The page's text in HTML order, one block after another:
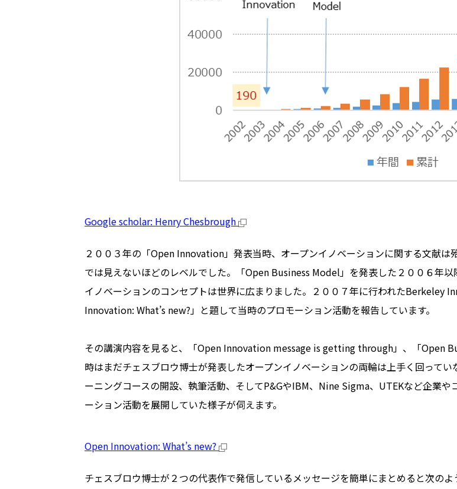
Google scholar: Henry Chesbrough
２００３年の「Open Innovation」発表当時、オープンイノベーションに関する文献
では見えないほどのレベルでした。「Open Business Model」を発表した２００６年
イノベーションのコンセプトは世界に広まりました。２００７年に行われたBerkeley
Innovation: What’s new?」と題して当時のプロモーション活動を報告しています。
その講演内容を見ると、「Open Innovation message is getting through」、「Open
時はまだチェスブロウ博士が発表したオープンイノベーションの両輪は上手く回って
ーニングコースの開設、執筆活動、そしてP&GやIBM、Nine Sigma、UTEKなど企業
ーション活動を展開していた様子が伺えます。
Open Innovation: What’s new?
チェスブロウ博士が２つの代表作で発信しているメッセージを簡単にまとめると次の